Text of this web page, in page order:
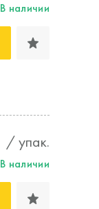
В наличии
/ упак.
В наличии